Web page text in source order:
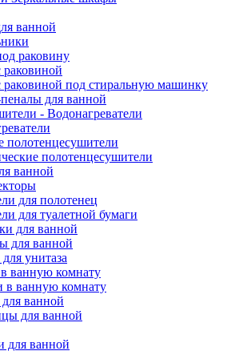
ванной
раковину
под стиральную машинку
для ванной
- Водонагреватели
полотенцесушители
полотенцесушители
ванной
для полотенец
для туалетной бумаги
для ванной
для ванной
унитаза
в ванную комнату
в ванную комнату
ванной
для ванной
для ванной